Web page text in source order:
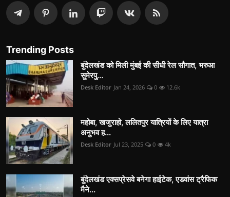
Trending Posts
बुंदेलखंड को मिली मुंबई की सीधी रेल सौगात, भरुआ
सुमेरपु...
Desk Editor Jan 24, 2026 0 12.6k
महोबा, खजुराहो, ललितपुर यात्रियों के लिए यात्रा
अनुभव ह...
Desk Editor Jul 23, 2025 0 4k
बुंदेलखंड एक्सप्रेसवे बनेगा हाईटेक, एडवांस ट्रैफिक
मैने...